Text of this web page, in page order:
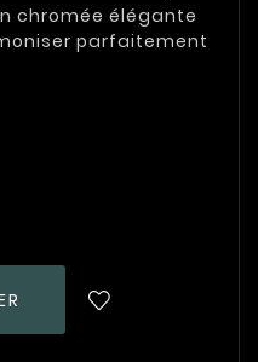
chromée élégante
parfaitement